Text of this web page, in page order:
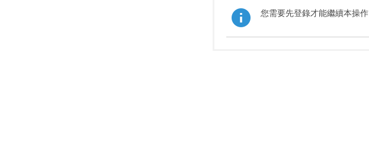
您需要先登錄才能繼續本操作